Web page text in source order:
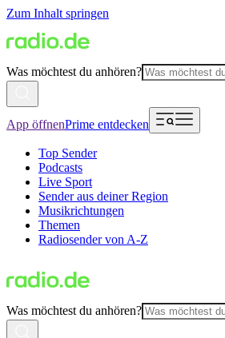
Zum Inhalt springen
Was möchtest du anhören?
App öffnenPrime entdecken
Top Sender
Podcasts
Live Sport
Sender aus deiner Region
Musikrichtungen
Themen
Radiosender von A-Z
Was möchtest du anhören?